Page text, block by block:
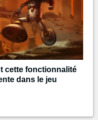
cette fonctionnalité
dans le jeu